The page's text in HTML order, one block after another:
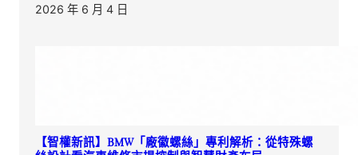
2026 年 6 月 4 日
【智權新訊】BMW「廠徽螺絲」專利解析：從特殊螺